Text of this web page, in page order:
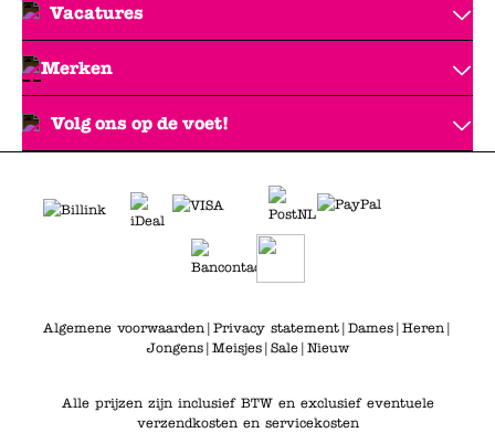
Vacatures
Merken
Volg ons op de voet!
Algemene voorwaarden| Privacy statement| Dames| Heren|
Jongens| Meisjes| Sale| Nieuw
Alle prijzen zijn inclusief BTW en exclusief eventuele
verzendkosten en servicekosten